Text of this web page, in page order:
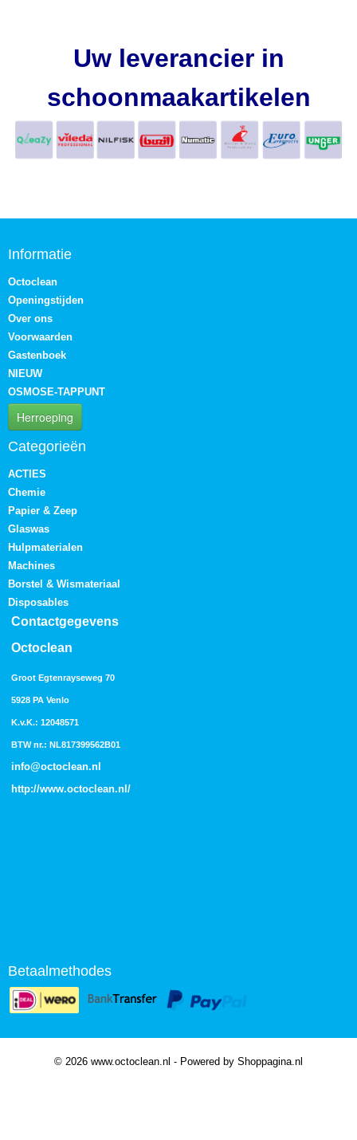
Uw leverancier in
schoonmaakartikelen
Informatie
Octoclean
Openingstijden
Over ons
Voorwaarden
Gastenboek
NIEUW
OSMOSE-TAPPUNT
Herroeping
Categorieën
ACTIES
Chemie
Papier & Zeep
Glaswas
Hulpmaterialen
Machines
Borstel & Wismateriaal
Disposables
Contactgegevens
Octoclean
Groot Egtenrayseweg 70
5928 PA Venlo
K.v.K.: 12048571
BTW nr.: NL817399562B01
info@octoclean.nl
http://www.octoclean.nl /
Betaalmethodes
© 2026 www.octoclean.nl - Powered by Shoppagina.nl